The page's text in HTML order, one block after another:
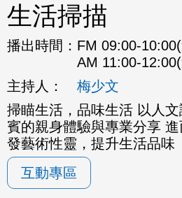
生活掃描
播出時間： FM 09:00-
AM 11:00-
主持人：
梅少文
掃瞄生活，品味生活 以人
賓的親身體驗與專業分享
發藝術性靈，提升生活品味
互動專區